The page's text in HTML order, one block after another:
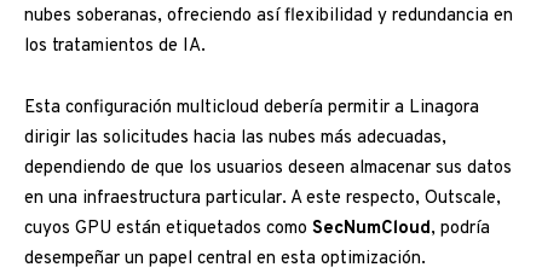
nubes soberanas, ofreciendo así flexibilidad y redundancia en
los tratamientos de IA.
Esta configuración multicloud debería permitir a Linagora
dirigir las solicitudes hacia las nubes más adecuadas,
dependiendo de que los usuarios deseen almacenar sus datos
en una infraestructura particular. A este respecto, Outscale,
cuyos GPU están etiquetados como SecNumCloud, podría
desempeñar un papel central en esta optimización.